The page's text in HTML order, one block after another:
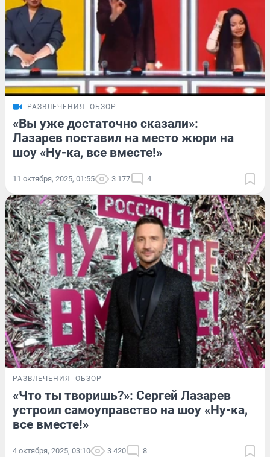
РАЗВЛЕЧЕНИЯ ОБЗОР
«Вы уже достаточно сказали»:
Лазарев поставил на место жюри на
шоу «Ну-ка, все вместе!»
11 октября, 2025, 01:55 3 177 4
РАЗВЛЕЧЕНИЯ ОБЗОР
«Что ты творишь?»: Сергей Лазарев
устроил самоуправство на шоу «Ну-ка,
все вместе!»
4 октября, 2025, 03:10 3 420 8